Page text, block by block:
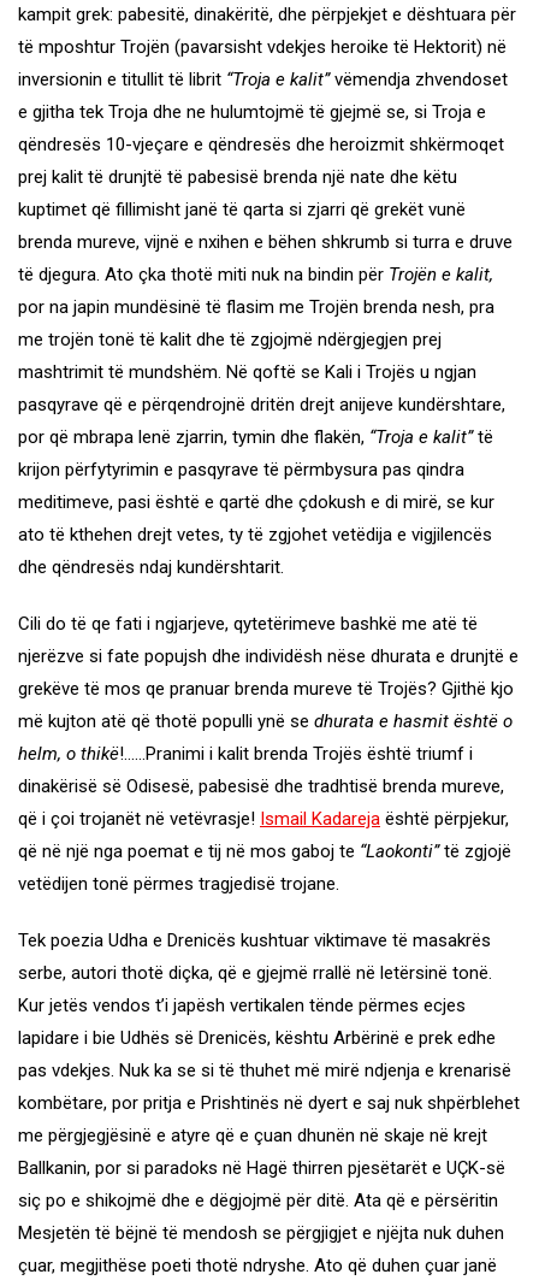
kampit grek: pabesitë, dinakëritë, dhe përpjekjet e dështuara për
të mposhtur Trojën (pavarsisht vdekjes heroike të Hektorit) në
inversionin e titullit të librit “Troja e kalit”vëmendja zhvendoset
e gjitha tek Troja dhe ne hulumtojmë të gjejmë se, si Troja e
qëndresës 10-vjeçare e qëndresës dhe heroizmit shkërmoqet
prej kalit të drunjtë të pabesisë brenda një nate dhe këtu
kuptimet që fillimisht janë të qarta si zjarri që grekët vunë
brenda mureve, vijnë e nxihen e bëhen shkrumb si turra e druve
të djegura. Ato çka thotë miti nuk na bindin për Trojën e kalit,
por na japin mundësinë të flasim me Trojën brenda nesh, pra
me trojën tonë të kalit dhe të zgjojmë ndërgjegjen prej
mashtrimit të mundshëm. Në qoftë se Kali i Trojës u ngjan
pasqyrave që e përqendrojnë dritën drejt anijeve kundërshtare,
por që mbrapa lenë zjarrin, tymin dhe flakën, “Troja e kalit”të
krijon përfytyrimin e pasqyrave të përmbysura pas qindra
meditimeve, pasi është e qartë dhe çdokush e di mirë, se kur
ato të kthehen drejt vetes, ty të zgjohet vetëdija e vigjilencës
dhe qëndresës ndaj kundërshtarit.
Cili do të qe fati i ngjarjeve, qytetërimeve bashkë me atë të
njerëzve si fate popujsh dhe individësh nëse dhurata e drunjtë e
grekëve të mos qe pranuar brenda mureve të Trojës? Gjithë kjo
më kujton atë që thotë populli ynë se dhurata e hasmit është o
helm, o thikë!……Pranimi i kalit brenda Trojës është triumf i
dinakërisë së Odisesë, pabesisë dhe tradhtisë brenda mureve,
që i çoi trojanët në vetëvrasje! Ismail Kadareja është përpjekur,
që në një nga poemat e tij në mos gaboj te “Laokonti”të zgjojë
vetëdijen tonë përmes tragjedisë trojane.
Tek poezia Udha e Drenicës kushtuar viktimave të masakrës
serbe, autori thotë diçka, që e gjejmë rrallë në letërsinë tonë.
Kur jetës vendos t’i japësh vertikalen tënde përmes ecjes
lapidare i bie Udhës së Drenicës, kështu Arbërinë e prek edhe
pas vdekjes. Nuk ka se si të thuhet më mirë ndjenja e krenarisë
kombëtare, por pritja e Prishtinës në dyert e saj nuk shpërblehet
me përgjegjësinë e atyre që e çuan dhunën në skaje në krejt
Ballkanin, por si paradoks në Hagë thirren pjesëtarët e UÇK-së
siç po e shikojmë dhe e dëgjojmë për ditë. Ata që e përsëritin
Mesjetën të bëjnë të mendosh se përgjigjet e njëjta nuk duhen
çuar, megjithëse poeti thotë ndryshe. Ato që duhen çuar janë